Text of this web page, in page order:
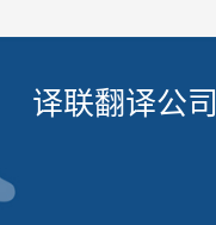
译联翻译公